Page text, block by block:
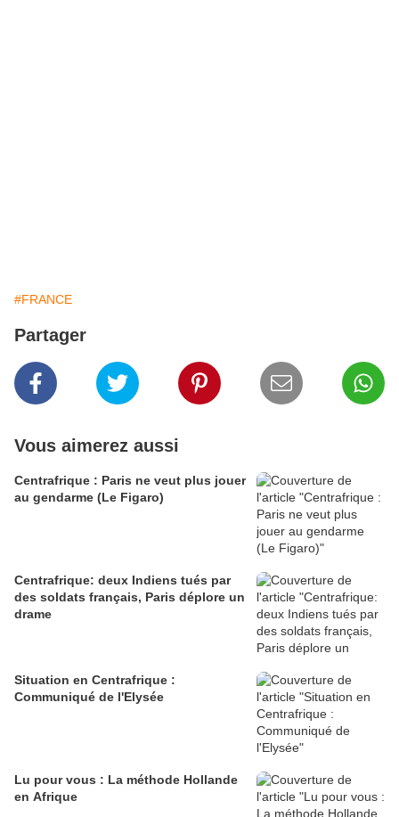
#FRANCE
Partager
Vous aimerez aussi
Centrafrique : Paris ne veut plus jouer
au gendarme (Le Figaro)
Centrafrique: deux Indiens tués par
des soldats français, Paris déplore un
drame
Situation en Centrafrique :
Communiqué de l'Elysée
Lu pour vous : La méthode Hollande
en Afrique